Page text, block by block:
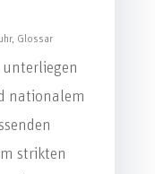
, Glossar
nationalem
strikten